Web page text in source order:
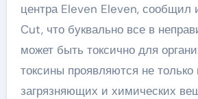
центра Eleven Eleven, сообщил
Cut, что буквально все в
может быть токсично для
токсины проявляются не только
загрязняющих и химических